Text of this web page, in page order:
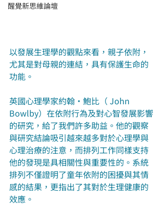
醒覺新思維論壇
以發展生理學的觀點來看，親子依附，
尤其是對母親的連結，具有保護生命的
功能。
英國心理學家約翰‧鮑比（ John
Bowlby）在依附行為及對心智發展影響
的研究，給了我們許多助益。他的觀察
與研究結論吸引越來越多對於心理學與
心理治療的注意，而排列工作同樣支持
他的發現是具相關性與重要性的。系統
排列不僅證明了童年依附的困擾與其情
感的結果，更指出了其對於生理健康的
效應。